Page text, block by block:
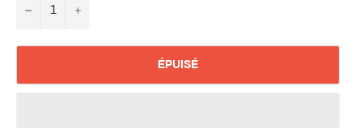
− +
ÉPUISÉ